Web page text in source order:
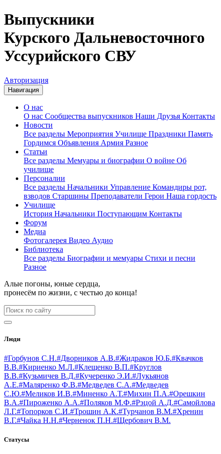
Выпускники
Курского Дальневосточного
Уссурийского СВУ
Авторизация
Навигация
О нас
О нас Сообщества выпускников Наши Друзья Контакты
Новости
Все разделы Мероприятия Училище Праздники Память
Гордимся Объявления Армия Разное
Статьи
Все разделы Мемуары и биографии О войне Об
училище
Персоналии
Все разделы Начальники Управление Командиры рот,
взводов Старшины Преподаватели Герои Наша гордость
Училище
История Начальники Поступающим Контакты
Форум
Медиа
Фотогалерея Видео Аудио
Библиотека
Все разделы Биографии и мемуары Стихи и песни
Разное
Алые погоны, юные сердца,
пронесём по жизни, с честью до конца!
Люди
#Горбунов С.Н.#Дворников А.В.#Жидраков Ю.Б.#Квачков
В.В.#Кириенко М.Л.#Клещенко В.П.#Круглов
В.В.#Кузьмичев В.Д.#Кучеренко Э.И.#Лукьянов
А.Е.#Маляренко Ф.В.#Медведев С.А.#Медведев
С.Ю.#Меликов И.В.#Миненко А.Т.#Михин П.А.#Орешкин
В.А.#Пироженко А.А.#Поляков М.Ф.#Рэцой А.Д.#Самойлова
Л.Г.#Топорков С.И.#Трошин А.К.#Турчанов В.М.#Хренин
В.Г.#Чайка Н.Н.#Черненок П.Н.#Щербович В.М.
Статусы